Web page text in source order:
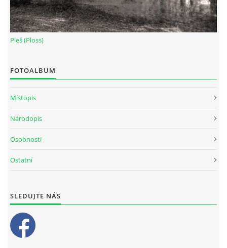
Pleš (Ploss)
FOTOALBUM
Místopis
Národopis
Osobnosti
Ostatní
SLEDUJTE NÁS